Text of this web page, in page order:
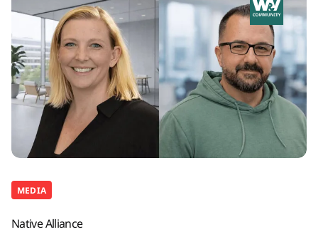
MEDIA
Native Alliance